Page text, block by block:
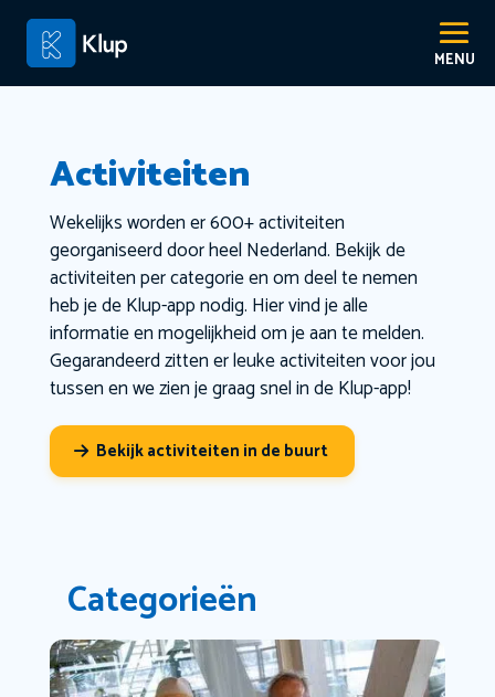
Activiteiten
Wekelijks worden er 600+ activiteiten
georganiseerd door heel Nederland. Bekijk de
activiteiten per categorie en om deel te nemen
heb je de Klup-app nodig. Hier vind je alle
informatie en mogelijkheid om je aan te melden.
Gegarandeerd zitten er leuke activiteiten voor jou
tussen en we zien je graag snel in de Klup-app!
Bekijk activiteiten in de buurt
Categorieën